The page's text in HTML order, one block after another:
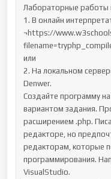
Лабораторные работы
1. В онлайн
¬https://
или
2. На локальном
Denwer.
Создайте программу на
вариантом задания.
расширением .php.
редакторе, но
редакторам, которые
программирования.
VisualStudio.